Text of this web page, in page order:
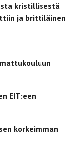
kristillisestä
ja brittiläinen
EIT:een
korkeimman